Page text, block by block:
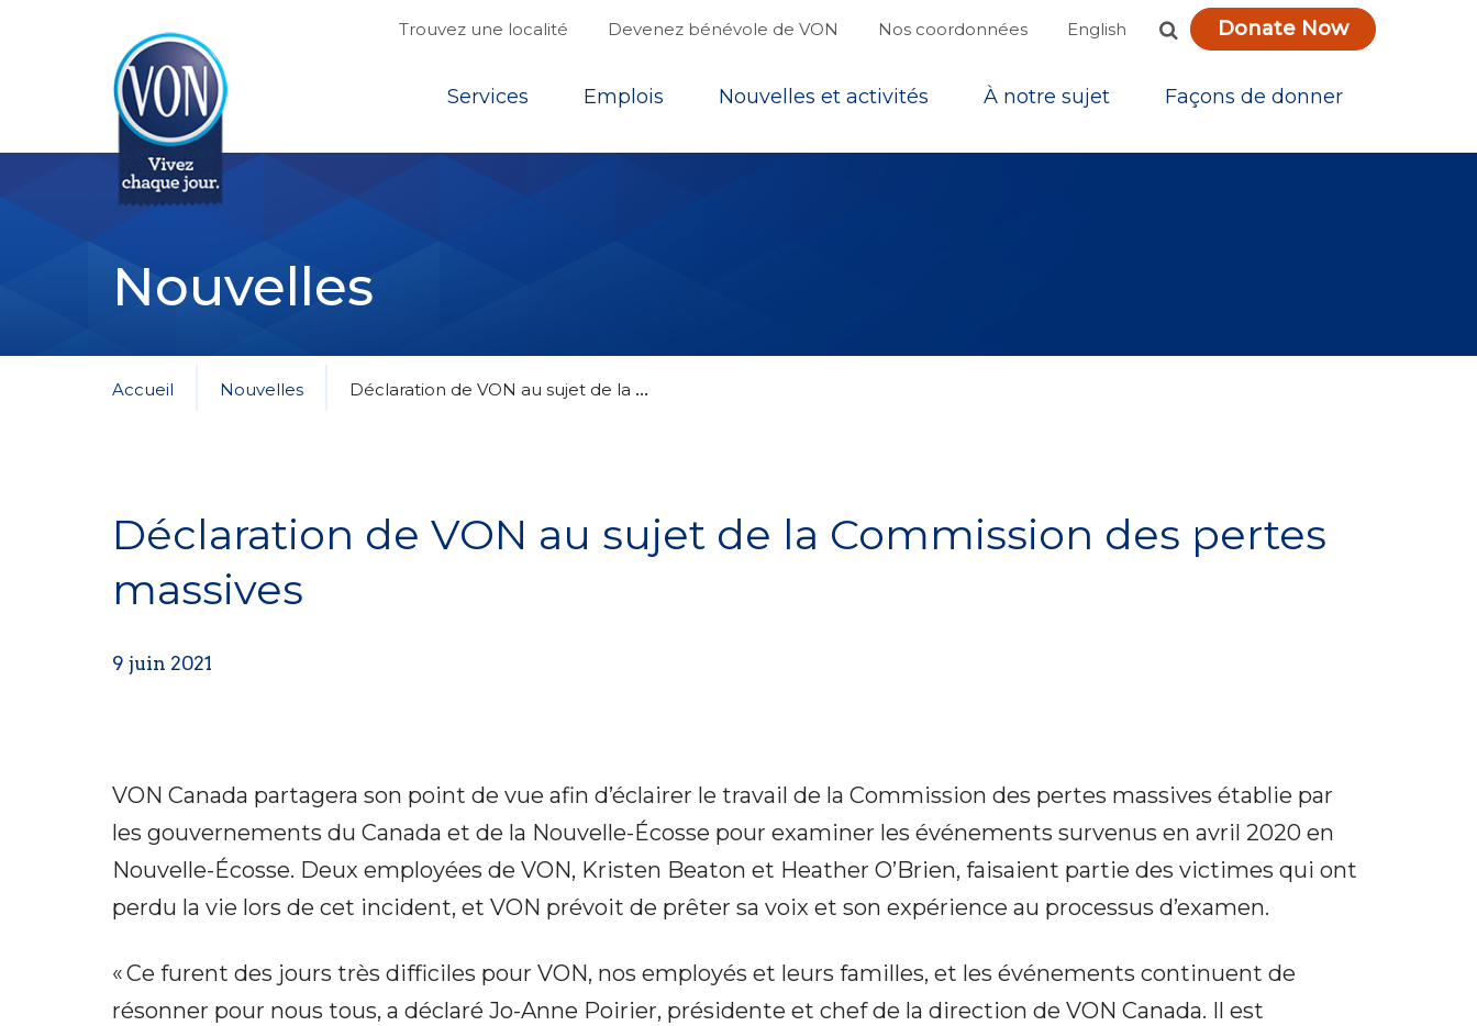
Trouvez une localité Devenez bénévole de VON Nos coordonnées English Donate Now
Services Emplois Nouvelles et activités À notre sujet Façons de donner
Nouvelles
Accueil Nouvelles D
éclaration de VON au sujet de la Commission des pertes massives
Déclaration de VON au sujet de la Commission des pertes
massives
9 juin 2021
VON Canada partagera son point de vue afin d’éclairer le travail de la Commission des pertes massives établie par
les gouvernements du Canada et de la Nouvelle-Écosse pour examiner les événements survenus en avril 2020 en
Nouvelle-Écosse. Deux employées de VON, Kristen Beaton et Heather O’Brien, faisaient partie des victimes qui ont
perdu la vie lors de cet incident, et VON prévoit de prêter sa voix et son expérience au processus d’examen.
« Ce furent des jours très difficiles pour VON, nos employés et leurs familles, et les événements continuent de
résonner pour nous tous, a déclaré Jo-Anne Poirier, présidente et chef de la direction de VON Canada. Il est